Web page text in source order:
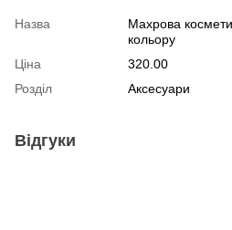
Назва
Махрова
кольору
Ціна
320.00
Розділ
Аксесуари
Відгуки